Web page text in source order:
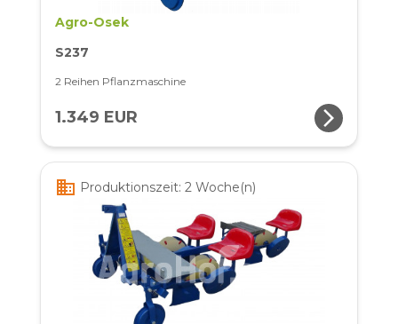
Agro-Osek
S237
2 Reihen Pflanzmaschine
1.349 EUR arrow_forward_ios
business Produktionszeit: 2 Woche(n)